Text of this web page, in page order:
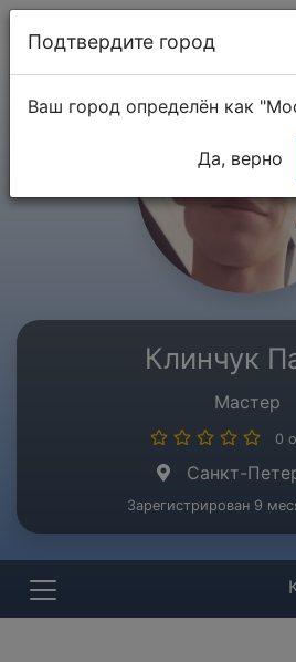
Клинчук
Мастер
0
Санкт-
Зарегистрирован 9
Подтвердите город
Ваш город определён как
Да, верно